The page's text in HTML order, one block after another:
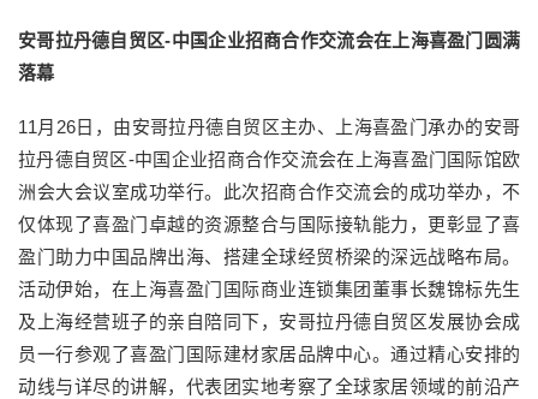
安哥拉丹德自贸区-中国企业招商合作交流会在上海喜盈门圆满
落幕
11月26日，由安哥拉丹德自贸区主办、上海喜盈门承办的安哥
拉丹德自贸区-中国企业招商合作交流会在上海喜盈门国际馆欧
洲会大会议室成功举行。此次招商合作交流会的成功举办，不
仅体现了喜盈门卓越的资源整合与国际接轨能力，更彰显了喜
盈门助力中国品牌出海、搭建全球经贸桥梁的深远战略布局。
活动伊始，在上海喜盈门国际商业连锁集团董事长魏锦标先生
及上海经营班子的亲自陪同下，安哥拉丹德自贸区发展协会成
员一行参观了喜盈门国际建材家居品牌中心。通过精心安排的
动线与详尽的讲解，代表团实地考察了全球家居领域的前沿产